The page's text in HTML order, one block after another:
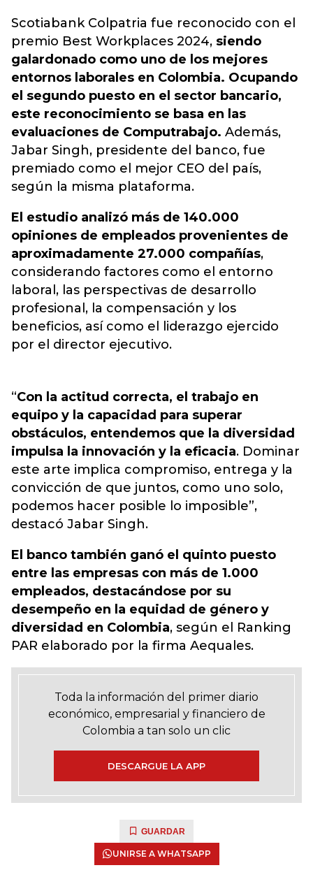
Scotiabank Colpatria fue reconocido con el
premio Best Workplaces 2024, siendo
galardonado como uno de los mejores
entornos laborales en Colombia. Ocupando
el segundo puesto en el sector bancario,
este reconocimiento se basa en las
evaluaciones de Computrabajo. Además,
Jabar Singh, presidente del banco, fue
premiado como el mejor CEO del país,
según la misma plataforma.
El estudio analizó más de 140.000
opiniones de empleados provenientes de
aproximadamente 27.000 compañías,
considerando factores como el entorno
laboral, las perspectivas de desarrollo
profesional, la compensación y los
beneficios, así como el liderazgo ejercido
por el director ejecutivo.
“Con la actitud correcta, el trabajo en
equipo y la capacidad para superar
obstáculos, entendemos que la diversidad
impulsa la innovación y la eficacia. Dominar
este arte implica compromiso, entrega y la
convicción de que juntos, como uno solo,
podemos hacer posible lo imposible”,
destacó Jabar Singh.
El banco también ganó el quinto puesto
entre las empresas con más de 1.000
empleados, destacándose por su
desempeño en la equidad de género y
diversidad en Colombia, según el Ranking
PAR elaborado por la firma Aequales.
Toda la información del primer diario
económico, empresarial y financiero de
Colombia a tan solo un clic
DESCARGUE LA APP
GUARDAR
UNIRSE A WHATSAPP